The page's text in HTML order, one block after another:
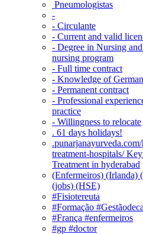
Pneumologistas
-
- Circulante
- Current and valid
- Degree in Nursing
nursing program
- Full time contract
- Knowledge of
- Permanent contract
- Professional
practice
- Willingness to relocate
. 61 days holidays!
treatment-hospitals/
Treatment in hyderabad
(Enfermeiros) (Irlanda)
(jobs) (HSE)
#Fisiotereuta
#Formação
#França #enfermeiros
#gp #doctor